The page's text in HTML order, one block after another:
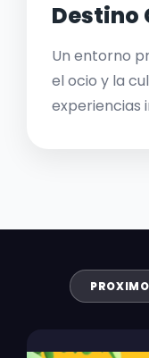
Destino
Un entorno
el ocio y la
experiencias